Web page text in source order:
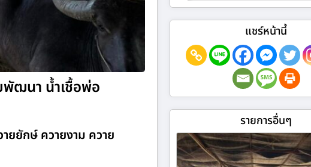
พัฒนา น้ำเชื้อพ่อ
ยยักษ์ ควายงาม ควาย
แชร์หน้านี้
รายการอื่นๆ